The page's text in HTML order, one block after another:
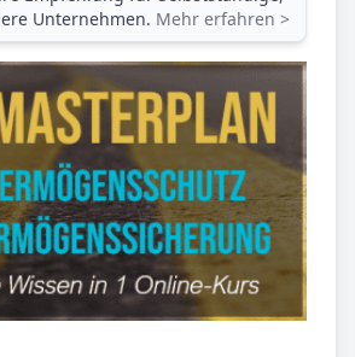
Unternehmen. Mehr erfahren >